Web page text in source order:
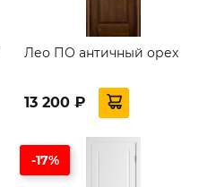
Лео ПО античный орех
13 200 ₽
-17%